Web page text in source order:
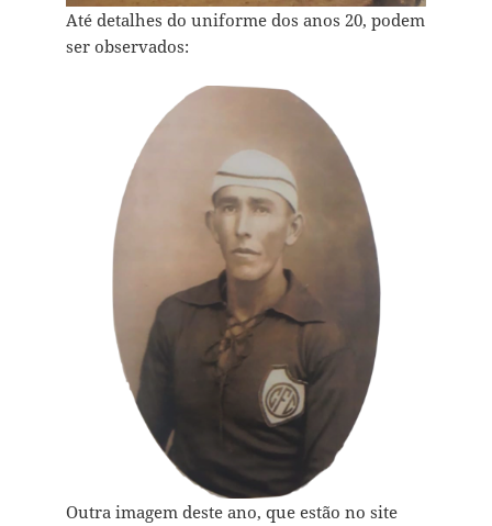
Até detalhes do uniforme dos anos 20, podem
ser observados:
Outra imagem deste ano, que estão no site